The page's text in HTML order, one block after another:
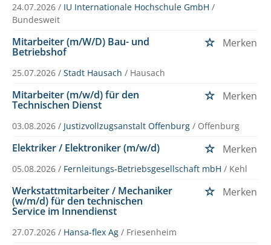
24.07.2026 / IU Internationale Hochschule GmbH /
Bundesweit
Mitarbeiter (m/W/D) Bau- und
Betriebshof
Merken
25.07.2026 / Stadt Hausach / Hausach
Mitarbeiter (m/w/d) für den
Technischen Dienst
Merken
03.08.2026 / Justizvollzugsanstalt Offenburg / Offenburg
Elektriker / Elektroniker (m/w/d) Merken
05.08.2026 / Fernleitungs-Betriebsgesellschaft mbH / Kehl
Werkstattmitarbeiter / Mechaniker
(w/m/d) für den technischen
Service im Innendienst
Merken
27.07.2026 / Hansa-flex Ag / Friesenheim